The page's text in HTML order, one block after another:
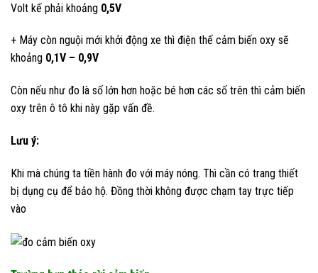
Volt kế phải khoảng 0,5V
+ Máy còn nguội mới khởi động xe thì điện thế cảm biến oxy sẽ
khoảng 0,1V – 0,9V
Còn nếu như đo là số lớn hơn hoặc bé hơn các số trên thì cảm biến
oxy trên ô tô khi này gặp vấn đề.
Lưu ý:
Khi mà chúng ta tiền hành đo với máy nóng. Thì cần có trang thiết
bị dụng cụ để bảo hộ. Đồng thời không được chạm tay trực tiếp
vào